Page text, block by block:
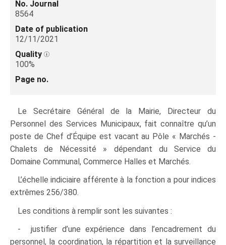
No. Journal
8564
Date of publication
12/11/2021
Quality
100%
Page no.
Le Secrétaire Général de la Mairie, Directeur du
Personnel des Services Municipaux, fait connaître qu’un
poste de Chef d’Équipe est vacant au Pôle « Marchés -
Chalets de Nécessité » dépendant du Service du
Domaine Communal, Commerce Halles et Marchés.
L’échelle indiciaire afférente à la fonction a pour indices
extrêmes 256/380.
Les conditions à remplir sont les suivantes :
- justifier d’une expérience dans l’encadrement du
personnel, la coordination, la répartition et la surveillance